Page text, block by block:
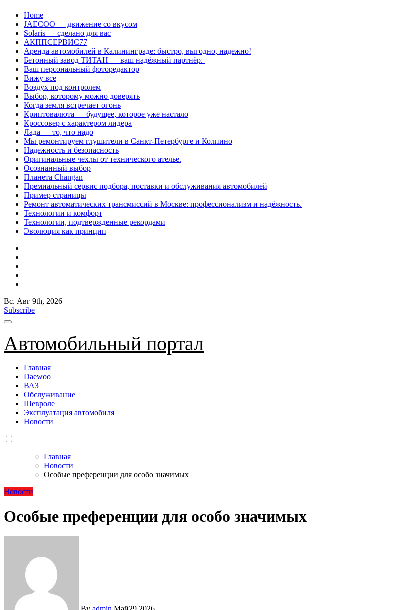
Перейти
содержанию
Home
JAECOO — движение со вкусом
Solaris — сделано для вас
АКППСЕРВИС77
Аренда автомобилей в Калининграде: быстро, выгодно, надежно!
Бетонный завод ТИТАН — ваш надёжный партнёр.
Ваш персональный фоторедактор
Вижу все
Воздух под контролем
Выбор, которому можно доверять
Когда земля встречает огонь
Криптовалюта — будущее, которое уже настало
Кроссовер с характером лидера
Лада — то, что надо
Мы ремонтируем глушители в Санкт-Петербурге и Колпино
Надежность и безопасность
Оригинальные чехлы от технического ателье.
Осознанный выбор
Планета Changan
Премиальный сервис подбора, поставки и обслуживания автомобилей
Пример страницы
Ремонт автоматических трансмиссий в Москве: профессионализм и надёжность.
Технологии и комфорт
Технологии, подтвержденные рекордами
Эволюция как принцип
Вс. Авг 9th, 2026
Subscribe
Автомобильный портал
Главная
Daewoo
ВАЗ
Обслуживание
Шевроле
Эксплуатация автомобиля
Новости
Главная
Новости
Особые преференции для особо значимых
Новости
Особые преференции для особо значимых